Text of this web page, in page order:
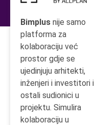
Bimplus nije samo
platforma za
kolaboraciju već
prostor gdje se
ujedinjuju arhitekti,
inženjeri i investitori i
ostali sudionici u
projektu. Simulira
kolaboraciju u